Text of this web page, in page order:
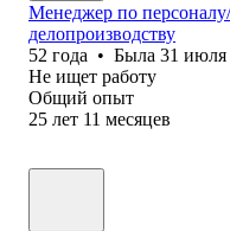
Менеджер по
делопроизводству
52 года • Была 31 июля
Не ищет работу
Общий опыт
25 лет 11 месяцев